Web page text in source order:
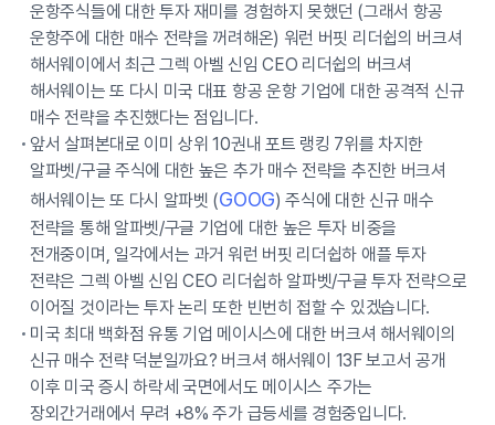
운항주식들에 대한 투자 재미를 경험하지 못했던 (그래서 항공
운항주에 대한 매수 전략을 꺼려해온) 워런 버핏 리더쉽의 버크셔
해서웨이에서 최근 그렉 아벨 신임 CEO 리더쉽의 버크셔
해서웨이는 또 다시 미국 대표 항공 운항 기업에 대한 공격적 신규
매수 전략을 추진했다는 점입니다.
앞서 살펴본대로 이미 상위 10권내 포트 랭킹 7위를 차지한
알파벳/구글 주식에 대한 높은 추가 매수 전략을 추진한 버크셔
해서웨이는 또 다시 알파벳 (GOOG) 주식에 대한 신규 매수
전략을 통해 알파벳/구글 기업에 대한 높은 투자 비중을
전개중이며, 일각에서는 과거 워런 버핏 리더쉽하 애플 투자
전략은 그렉 아벨 신임 CEO 리더쉽하 알파벳/구글 투자 전략으로
이어질 것이라는 투자 논리 또한 빈번히 접할 수 있겠습니다.
미국 최대 백화점 유통 기업 메이시스에 대한 버크셔 해서웨이의
신규 매수 전략 덕분일까요? 버크셔 해서웨이 13F 보고서 공개
이후 미국 증시 하락세 국면에서도 메이시스 주가는
장외간거래에서 무려 +8% 주가 급등세를 경험중입니다.